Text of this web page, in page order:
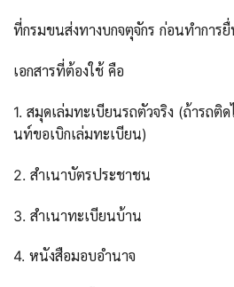
ที่กรมขนส่งทางบกจตุจักร ก่อนทำการยื่
เอกสารที่ต้องใช้ คือ
1. สมุดเล่มทะเบียนรถตัวจริง (ถ้ารถ
นท์ขอเบิกเล่มทะเบียน)
2. สำเนาบัตรประชาชน
3. สำเนาทะเบียนบ้าน
4. หนังสือมอบอำนาจ